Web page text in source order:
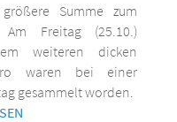
Summe zum
Am Freitag (25.10.)
weiteren dicken
waren bei einer
gesammelt worden.